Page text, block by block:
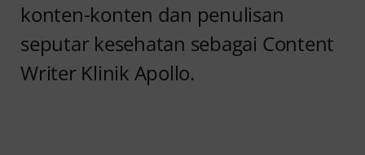
konten-konten dan penulisan
seputar kesehatan sebagai Content
Writer Klinik Apollo.